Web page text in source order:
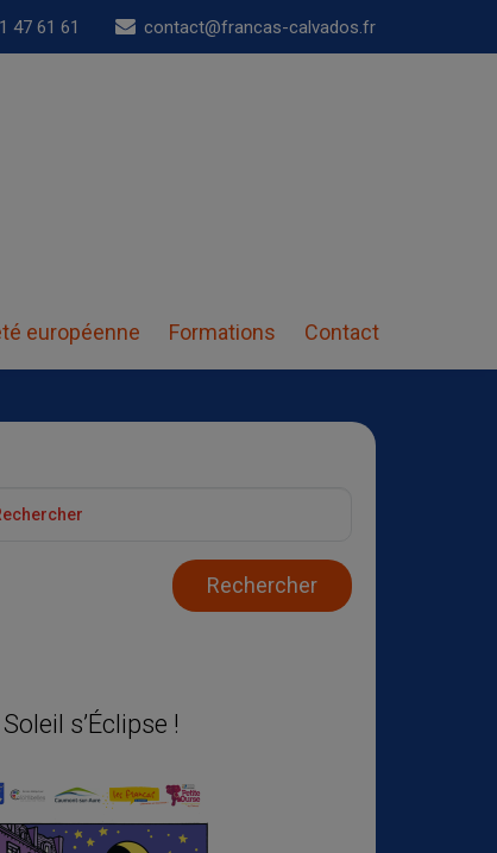
47 61 61 contact@francas-calvados.fr
européenne Formations Contact
s’Éclipse !